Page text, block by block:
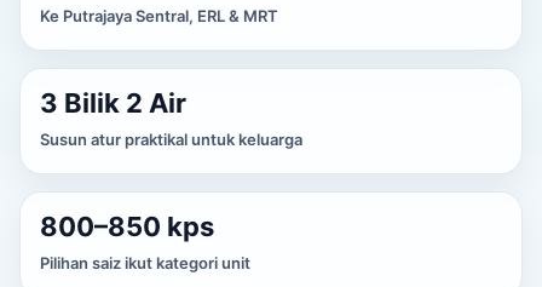
Ke Putrajaya Sentral, ERL & MRT
3 Bilik 2 Air
Susun atur praktikal untuk keluarga
800–850 kps
Pilihan saiz ikut kategori unit